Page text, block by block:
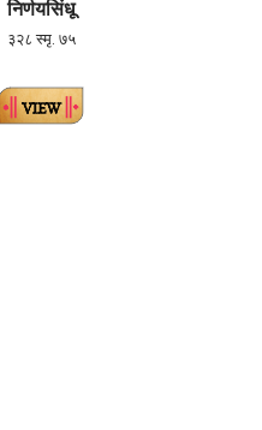
निर्णयसिंधू
३२८ स्मृ. ७५